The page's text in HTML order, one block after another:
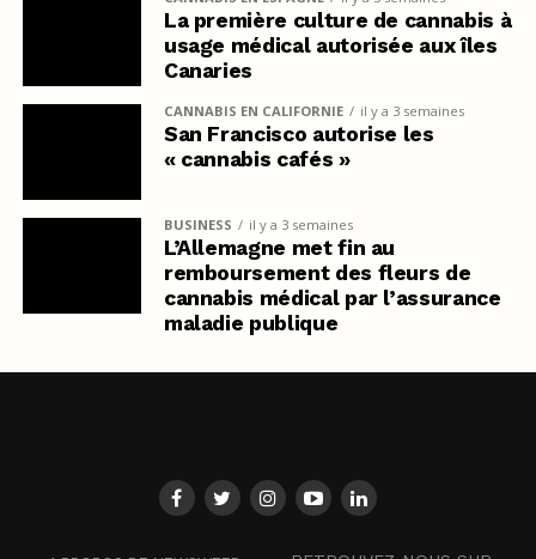
La première culture de cannabis à
usage médical autorisée aux îles
Canaries
CANNABIS EN CALIFORNIE il y a 3 semaines
San Francisco autorise les
« cannabis cafés »
BUSINESS il y a 3 semaines
L’Allemagne met fin au
remboursement des fleurs de
cannabis médical par l’assurance
maladie publique